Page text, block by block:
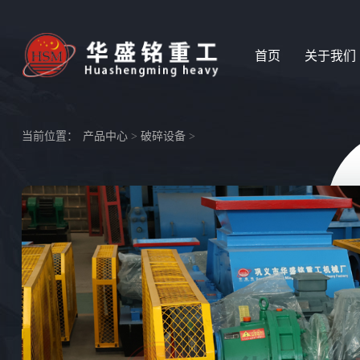
首页 关于我们
当前位置： 产品中心> 破碎设备>